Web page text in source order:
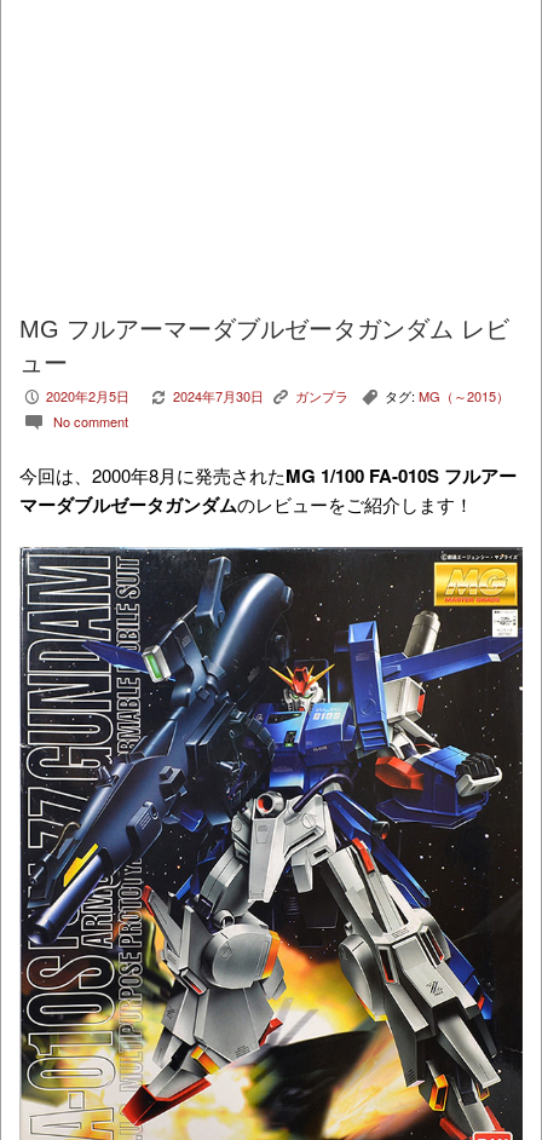
MG フルアーマーダブルゼータガンダム レビ
ュー
P 2020年2月5日 V 2024年7月30日 K ガンプラ , タグ: MG（～2015）
c No comment
今回は、2000年8月に発売されたMG 1/100 FA-010S フルアー
マーダブルゼータガンダムのレビューをご紹介します！